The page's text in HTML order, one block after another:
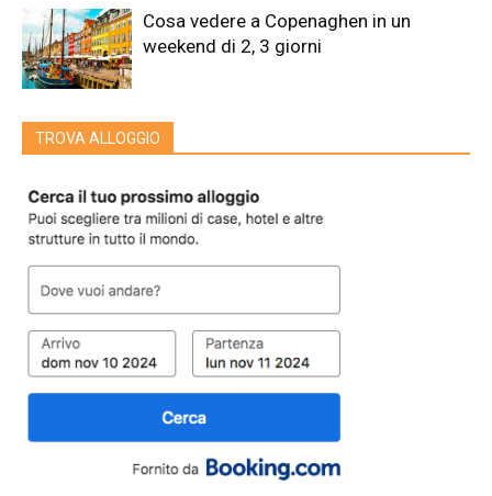
Cosa vedere a Copenaghen in un
weekend di 2, 3 giorni
TROVA ALLOGGIO